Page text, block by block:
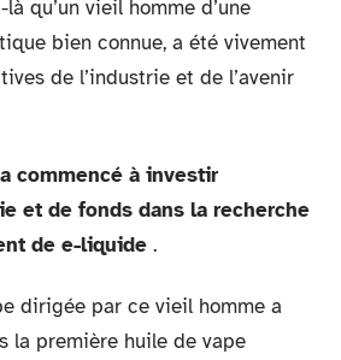
qu’un vieil homme d’une
bien connue, a été vivement
de l’industrie et de l’avenir
a commencé à investir
et de fonds dans la recherche
de e-liquide .
dirigée par ce vieil homme a
la première huile de vape